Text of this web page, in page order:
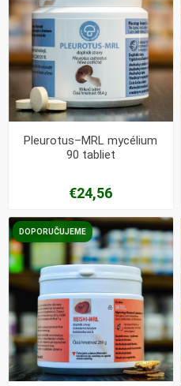
Pleurotus–MRL mycélium
90 tabliet
€24,56
DOPORUČUJEME